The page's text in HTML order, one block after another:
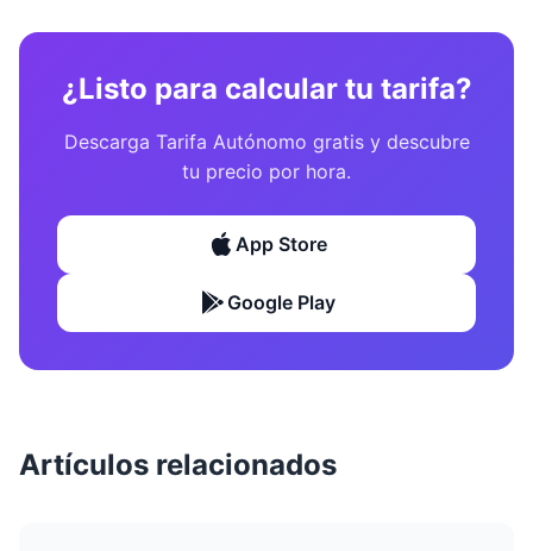
¿Listo para calcular tu tarifa?
Descarga Tarifa Autónomo gratis y descubre
tu precio por hora.
App Store
Google Play
Artículos relacionados